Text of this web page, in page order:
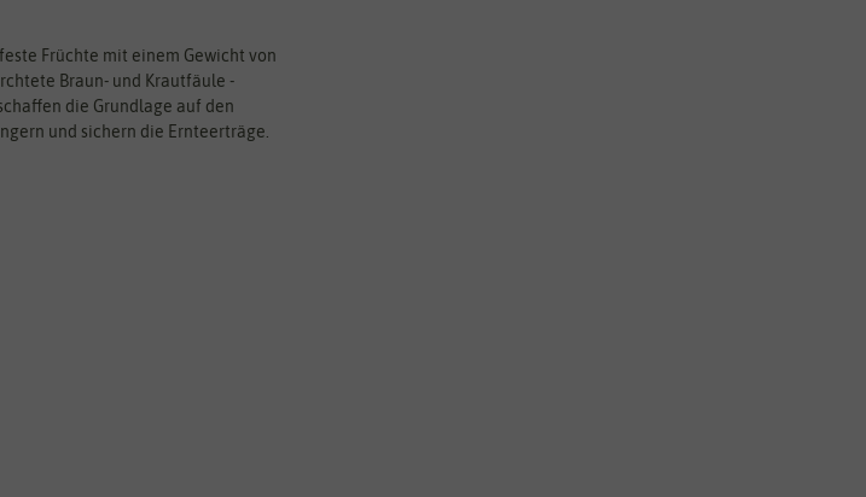
Früchte mit einem Gewicht von
Braun- und Krautfäule -
die Grundlage auf den
und sichern die Ernteerträge.